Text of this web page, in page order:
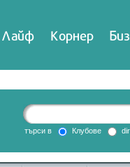
Лайф Корнер
DirTV Impressio
търси в Клубове